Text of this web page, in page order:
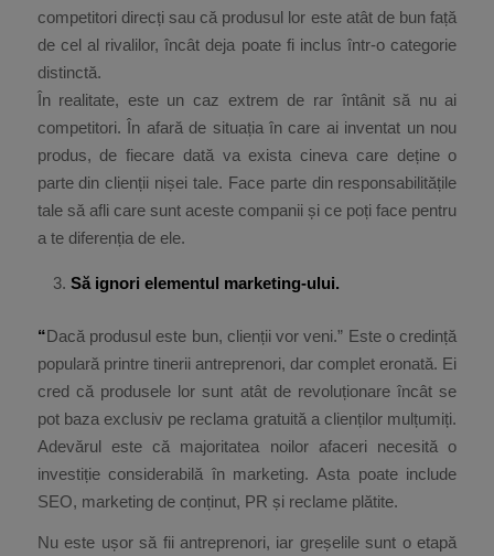
competitori direcți sau că produsul lor este atât de bun față
de cel al rivalilor, încât deja poate fi inclus într-o categorie
distinctă.
În realitate, este un caz extrem de rar întânit să nu ai
competitori. În afară de situația în care ai inventat un nou
produs, de fiecare dată va exista cineva care deține o
parte din clienții nișei tale. Face parte din responsabilitățile
tale să afli care sunt aceste companii și ce poți face pentru
a te diferenția de ele.
Să ignori elementul marketing-ului.
“Dacă produsul este bun, clienții vor veni.” Este o credință
populară printre tinerii antreprenori, dar complet eronată. Ei
cred că produsele lor sunt atât de revoluționare încât se
pot baza exclusiv pe reclama gratuită a clienților mulțumiți.
Adevărul este că majoritatea noilor afaceri necesită o
investiție considerabilă în marketing. Asta poate include
SEO, marketing de conținut, PR și reclame plătite.
Nu este ușor să fii antreprenori, iar greșelile sunt o etapă